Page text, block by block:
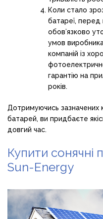
Коли стало
батареї,
обов’язково
умов
компаній із
гарантію на
років.
Дотримуючись зазначених
батарей, ви придбаєте
довгий час.
Купити сонячні
Sun-Energy